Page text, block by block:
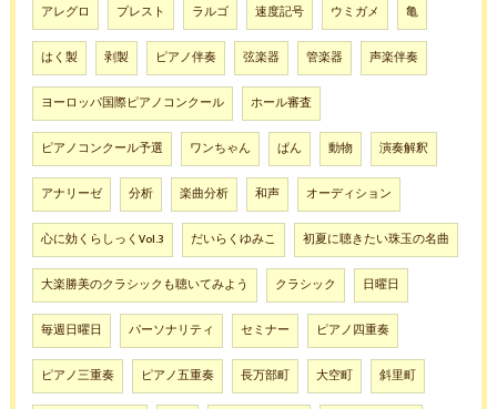
アレグロ プレスト ラルゴ 速度記号 ウミガメ 亀
はく製 剥製 ピアノ伴奏 弦楽器 管楽器 声楽伴奏
ヨーロッパ国際ピアノコンクール ホール審査
ピアノコンクール予選 ワンちゃん ぱん 動物 演奏解釈
アナリーゼ 分析 楽曲分析 和声 オーディション
心に効くらしっくVol.3 だいらくゆみこ 初夏に聴きたい珠玉の名曲
大楽勝美のクラシックも聴いてみよう クラシック 日曜日
毎週日曜日 パーソナリティ セミナー ピアノ四重奏
ピアノ三重奏 ピアノ五重奏 長万部町 大空町 斜里町